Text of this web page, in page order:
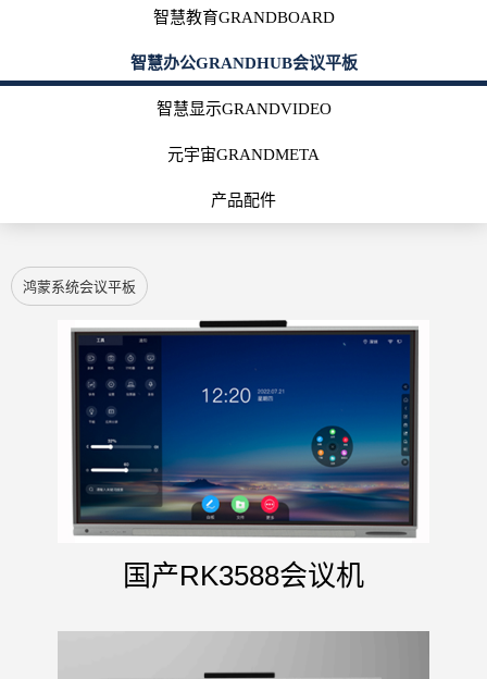
智慧教育GRANDBOARD
智慧办公GRANDHUB会议平板
智慧显示GRANDVIDEO
元宇宙GRANDMETA
产品配件
鸿蒙系统会议平板
国产RK3588会议机